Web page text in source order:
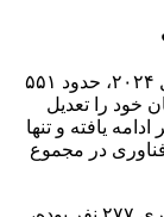
بر اساس داده‌های وب‌سایت Layoff.fyi، در سال ۲۰۲۴، حدود ۵۵۱
از کارکنان خود را تعدیل
سرعتی بیشتر ادامه یافته و تنها
بیش از ۱۵۱ شرکت فناوری در مجموع